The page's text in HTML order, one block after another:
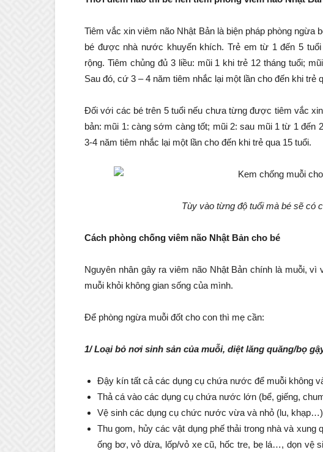
Tiêm vắc xin viêm não Nhật Bản là biện pháp phòng ngừa
bé được nhà nước khuyến khích. Trẻ em từ 1 đến 5
rộng. Tiêm chủng đủ 3 liều: mũi 1 khi trẻ 12 tháng tuổi;
Sau đó, cứ 3 – 4 năm tiêm nhắc lại một lần cho đến khi trẻ
Đối với các bé trên 5 tuổi nếu chưa từng được tiêm vắc
bản: mũi 1: càng sớm càng tốt; mũi 2: sau mũi 1 từ 1 đến
3-4 năm tiêm nhắc lại một lần cho đến khi trẻ qua 15 tuổi.
Tùy vào từng độ tuổi mà bé sẽ có
Cách phòng chống viêm não Nhật Bản cho bé
Nguyên nhân gây ra viêm não Nhật Bản chính là muỗi,
muỗi khỏi không gian sống của mình.
Để phòng ngừa muỗi đốt cho con thì mẹ cần:
1/ Loại bỏ nơi sinh sản của muỗi, diệt lăng quăng/bọ
Đậy kín tất cả các dụng cụ chứa nước để muỗi không
Thả cá vào các dụng cụ chứa nước lớn (bể, giếng,
Vệ sinh các dụng cụ chức nước vừa và nhỏ (lu, khạp…)
Thu gom, hủy các vật dụng phế thải trong nhà và xung
ống bơ, vỏ dừa, lốp/vỏ xe cũ, hốc tre, bẹ lá…, dọn vệ